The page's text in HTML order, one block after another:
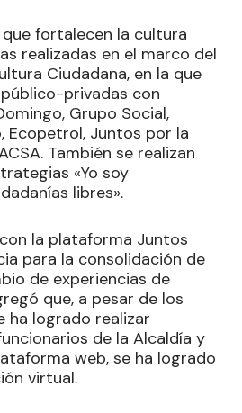
fortalecen la cultura
realizadas en el marco del
Ciudadana, en la que
privadas con
Grupo Social,
Ecopetrol, Juntos por la
También se realizan
«Yo soy
libres».
la plataforma Juntos
para la consolidación de
de experiencias de
que, a pesar de los
ha logrado realizar
de la Alcaldía y
web, se ha logrado
virtual.